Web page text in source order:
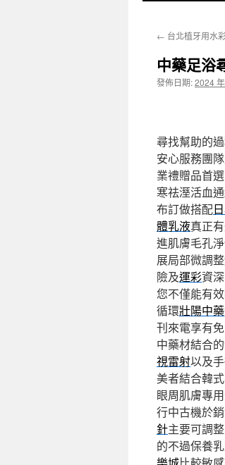
← 台北植牙用水
中藥足浴
發佈日期:2024
尋找幫助的
安心服務團
業禮贈品首
寒祛溼活血
布訂做搭配
體乳液真正
進肌膚毛孔
展局部微調
險及運彩資
您不僅能有
循環壯陽中藥
刊來電享有
中藥材結合
視雷射以及
美者結合韓
眼周肌膚專
行中古機於
針主要可調
的不過保養